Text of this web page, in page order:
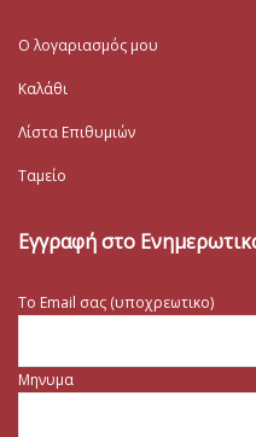
Ο λογαριασμός μου
Καλάθι
Λίστα Επιθυμιών
Ταμείο
Εγγραφή στο
Το Email σας (υποχρεωτικο)
Μηνυμα